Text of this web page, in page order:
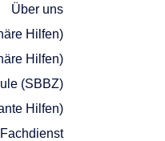
Über uns
Hilfen)
Hilfen)
(SBBZ)
Hilfen)
Fachdienst